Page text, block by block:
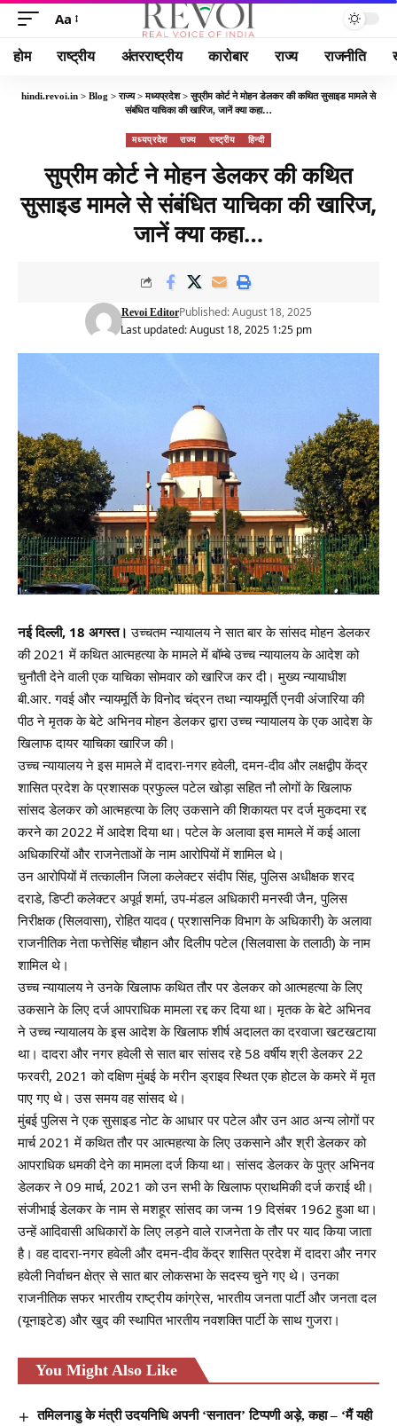
Aa
होम राष्ट्रीय अंतरराष्ट्रीय कारोबार राज्य राजनीति
hindi.revoi.in > Blog >राज्य>मध्यप्रदेश>सुप्रीम कोर्ट ने मोहन डेलकर की कथित सुसाइड मामले से
संबंधित याचिका की खारिज, जानें क्या कहा…
मध्यप्रदेश राज्य राष्ट्रीय हिन्दी
सुप्रीम कोर्ट ने मोहन डेलकर की कथित
सुसाइड मामले से संबंधित याचिका की खारिज,
जानें क्या कहा…
Last updated: August 18, 2025 1:25 pm
Revoi EditorPublished: August 18, 2025
नई दिल्ली, 18 अगस्त। उच्चतम न्यायालय ने सात बार के सांसद मोहन डेलकर
की 2021 में कथित आत्महत्या के मामले में बॉम्बे उच्च न्यायालय के आदेश को
चुनौती देने वाली एक याचिका सोमवार को खारिज कर दी। मुख्य न्यायाधीश
बी.आर. गवई और न्यायमूर्ति के विनोद चंद्रन तथा न्यायमूर्ति एनवी अंजारिया की
पीठ ने मृतक के बेटे अभिनव मोहन डेलकर द्वारा उच्च न्यायालय के एक आदेश के
खिलाफ दायर याचिका खारिज की।
उच्च न्यायालय ने इस मामले में दादरा-नगर हवेली, दमन-दीव और लक्षद्वीप केंद्र
शासित प्रदेश के प्रशासक प्रफुल्ल पटेल खोड़ा सहित नौ लोगों के खिलाफ
सांसद डेलकर को आत्महत्या के लिए उकसाने की शिकायत पर दर्ज मुकदमा रद्द
करने का 2022 में आदेश दिया था। पटेल के अलावा इस मामले में कई आला
अधिकारियों और राजनेताओं के नाम आरोपियों में शामिल थे।
उन आरोपियों में तत्कालीन जिला कलेक्टर संदीप सिंह, पुलिस अधीक्षक शरद
दराडे, डिप्टी कलेक्टर अपूर्व शर्मा, उप-मंडल अधिकारी मनस्वी जैन, पुलिस
निरीक्षक (सिलवासा), रोहित यादव ( प्रशासनिक विभाग के अधिकारी) के अलावा
राजनीतिक नेता फत्तेसिंह चौहान और दिलीप पटेल (सिलवासा के तलाठी) के नाम
शामिल थे।
उच्च न्यायालय ने उनके खिलाफ कथित तौर पर डेलकर को आत्महत्या के लिए
उकसाने के लिए दर्ज आपराधिक मामला रद्द कर दिया था। मृतक के बेटे अभिनव
ने उच्च न्यायालय के इस आदेश के खिलाफ शीर्ष अदालत का दरवाजा खटखटाया
था। दादरा और नगर हवेली से सात बार सांसद रहे 58 वर्षीय श्री डेलकर 22
फरवरी, 2021 को दक्षिण मुंबई के मरीन ड्राइव स्थित एक होटल के कमरे में मृत
पाए गए थे। उस समय वह सांसद थे।
मुंबई पुलिस ने एक सुसाइड नोट के आधार पर पटेल और उन आठ अन्य लोगों पर
मार्च 2021 में कथित तौर पर आत्महत्या के लिए उकसाने और श्री डेलकर को
आपराधिक धमकी देने का मामला दर्ज किया था। सांसद डेलकर के पुत्र अभिनव
डेलकर ने 09 मार्च, 2021 को उन सभी के खिलाफ प्राथमिकी दर्ज कराई थी।
संजीभाई डेलकर के नाम से मशहूर सांसद का जन्म 19 दिसंबर 1962 हुआ था।
उन्हें आदिवासी अधिकारों के लिए लड़ने वाले राजनेता के तौर पर याद किया जाता
है। वह दादरा-नगर हवेली और दमन-दीव केंद्र शासित प्रदेश में दादरा और नगर
हवेली निर्वाचन क्षेत्र से सात बार लोकसभा के सदस्य चुने गए थे‌। उनका
राजनीतिक सफर भारतीय राष्ट्रीय कांग्रेस, भारतीय जनता पार्टी और जनता दल
(यूनाइटेड) और खुद की स्थापित भारतीय नवशक्ति पार्टी के साथ गुजरा।
You Might Also Like
तमिलनाडु के मंत्री उदयनिधि अपनी ‘सनातन’ टिप्पणी अड़े, कहा – ‘मैं यही